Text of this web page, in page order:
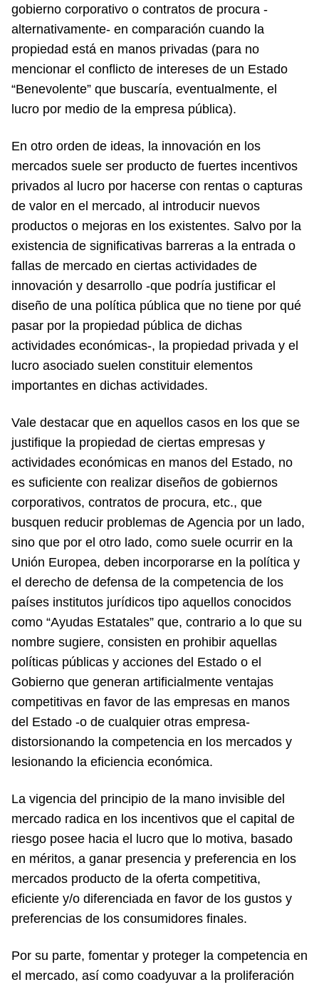
gobierno corporativo o contratos de procura -
alternativamente- en comparación cuando la
propiedad está en manos privadas (para no
mencionar el conflicto de intereses de un Estado
“Benevolente” que buscaría, eventualmente, el
lucro por medio de la empresa pública).
En otro orden de ideas, la innovación en los
mercados suele ser producto de fuertes incentivos
privados al lucro por hacerse con rentas o capturas
de valor en el mercado, al introducir nuevos
productos o mejoras en los existentes. Salvo por la
existencia de significativas barreras a la entrada o
fallas de mercado en ciertas actividades de
innovación y desarrollo -que podría justificar el
diseño de una política pública que no tiene por qué
pasar por la propiedad pública de dichas
actividades económicas-, la propiedad privada y el
lucro asociado suelen constituir elementos
importantes en dichas actividades.
Vale destacar que en aquellos casos en los que se
justifique la propiedad de ciertas empresas y
actividades económicas en manos del Estado, no
es suficiente con realizar diseños de gobiernos
corporativos, contratos de procura, etc., que
busquen reducir problemas de Agencia por un lado,
sino que por el otro lado, como suele ocurrir en la
Unión Europea, deben incorporarse en la política y
el derecho de defensa de la competencia de los
países institutos jurídicos tipo aquellos conocidos
como “Ayudas Estatales” que, contrario a lo que su
nombre sugiere, consisten en prohibir aquellas
políticas públicas y acciones del Estado o el
Gobierno que generan artificialmente ventajas
competitivas en favor de las empresas en manos
del Estado -o de cualquier otras empresa-
distorsionando la competencia en los mercados y
lesionando la eficiencia económica.
La vigencia del principio de la mano invisible del
mercado radica en los incentivos que el capital de
riesgo posee hacia el lucro que lo motiva, basado
en méritos, a ganar presencia y preferencia en los
mercados producto de la oferta competitiva,
eficiente y/o diferenciada en favor de los gustos y
preferencias de los consumidores finales.
Por su parte, fomentar y proteger la competencia en
el mercado, así como coadyuvar a la proliferación